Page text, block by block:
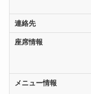
連絡先
座席情報
メニュー情報